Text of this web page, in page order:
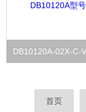
首页